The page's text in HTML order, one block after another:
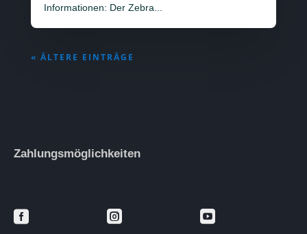
Informationen: Der Zebra...
« ÄLTERE EINTRÄGE
Zahlungsmöglichkeiten
  